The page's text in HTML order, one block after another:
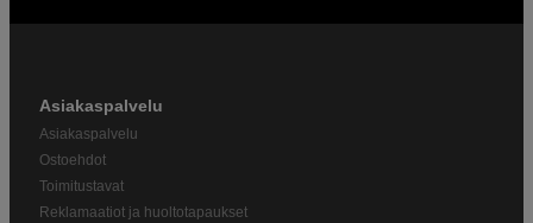
Asiakaspalvelu
Asiakaspalvelu
Ostoehdot
Toimitustavat
Reklamaatiot ja huoltotapaukset